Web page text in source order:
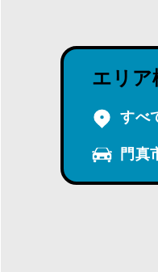
エリア
すべ
門真